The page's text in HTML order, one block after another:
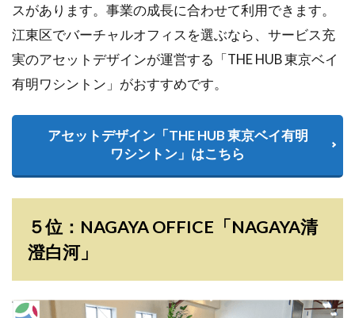
スがあります。事業の成長に合わせて利用できます。
江東区でバーチャルオフィスを選ぶなら、サービス充
実のアセットデザインが運営する「THE HUB 東京ベイ
有明ワシントン」がおすすめです。
アセットデザイン「THE HUB 東京ベイ有明
ワシントン」はこちら
５位：NAGAYA OFFICE「NAGAYA清
澄白河」